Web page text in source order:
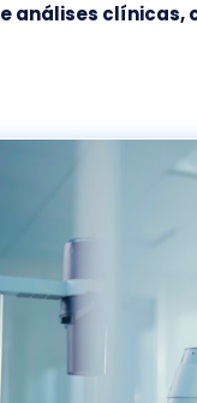
análises clínicas,